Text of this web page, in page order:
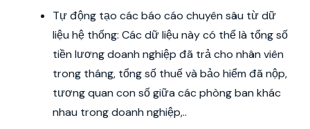
Tự động tạo các báo cáo chuyên sâu từ dữ
liệu hệ thống: Các dữ liệu này có thể là tổng số
tiền lương doanh nghiệp đã trả cho nhân viên
trong tháng, tổng số thuế và bảo hiểm đã nộp,
tương quan con số giữa các phòng ban khác
nhau trong doanh nghiệp,..